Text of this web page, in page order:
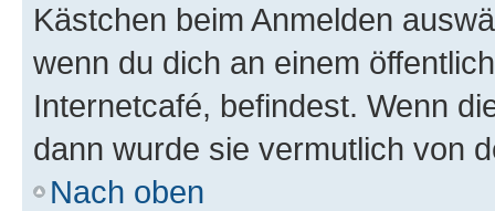
Kästchen beim Anmelden
wenn du dich an einem
Internetcafé, befindest. Wenn
dann wurde sie vermutlich von
Nach oben